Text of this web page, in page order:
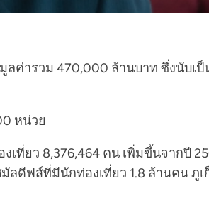
ลค่ารวม 470,000 ล้านบาท ซึ่งนับเ
หน่วย
ว 8,376,464 คน เพิ่มขึ้นจากปี
ลดีฟส์ที่มีนักท่องเที่ยว 1.8 ล้านคน ภู